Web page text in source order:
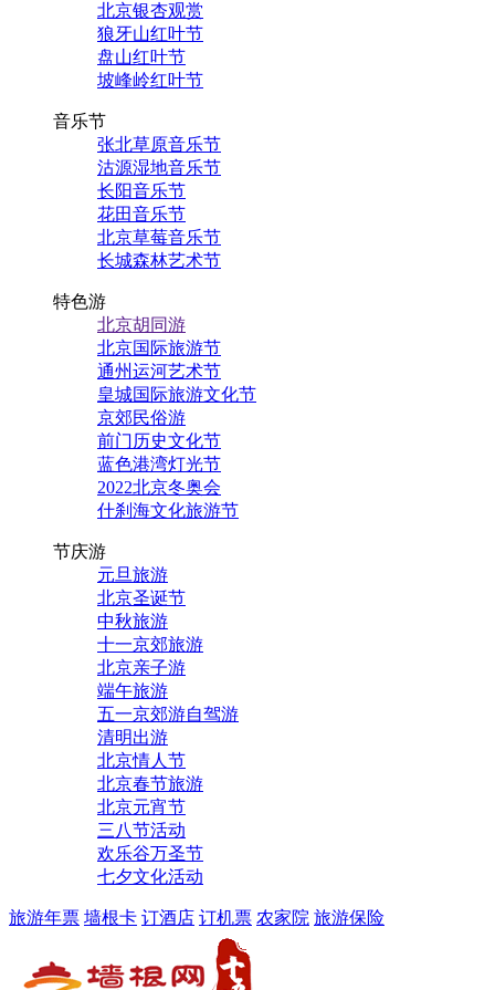
北京银杏观赏
狼牙山红叶节
盘山红叶节
坡峰岭红叶节
音乐节
张北草原音乐节
沽源湿地音乐节
长阳音乐节
花田音乐节
北京草莓音乐节
长城森林艺术节
特色游
北京胡同游
北京国际旅游节
通州运河艺术节
皇城国际旅游文化节
京郊民俗游
前门历史文化节
蓝色港湾灯光节
2022北京冬奥会
什刹海文化旅游节
节庆游
元旦旅游
北京圣诞节
中秋旅游
十一京郊旅游
北京亲子游
端午旅游
五一京郊游自驾游
清明出游
北京情人节
北京春节旅游
北京元宵节
三八节活动
欢乐谷万圣节
七夕文化活动
旅游年票 墙根卡 订酒店 订机票 农家院 旅游保险